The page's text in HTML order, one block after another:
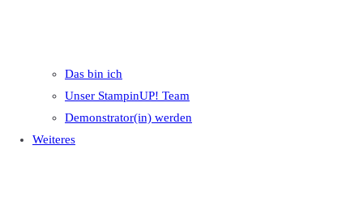
Das bin ich
Unser StampinUP! Team
Demonstrator(in) werden
Weiteres